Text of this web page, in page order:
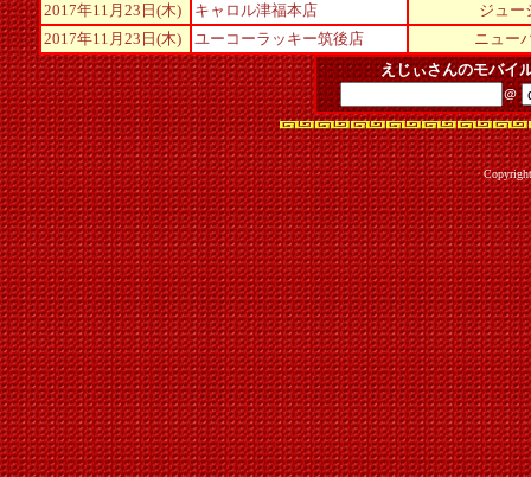
2017年11月23日(木)
キャロル津福本店
ジュー
2017年11月23日(木)
ユーコーラッキー筑後店
ニュー
えじぃさんのモバイ
＠